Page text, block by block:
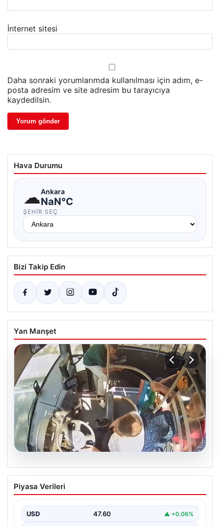
İnternet sitesi
Daha sonraki yorumlarımda kullanılması için adım, e-
posta adresim ve site adresim bu tarayıcıya
kaydedilsin.
Hava Durumu
☁Ankara
NaN°C
ŞEHIR SEÇ
Bizi Takip Edin
Yan Manşet
05.08.2026
Otobüste Rahatsızlanan Yolcuyu Şoför
Hızla Hastaneye Yönlendirdi
otobüslerinde yaşanan ilginç ve dikkat çekici…
Piyasa Verileri
USD 47.60 ▲ +0.06%